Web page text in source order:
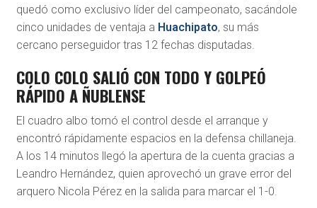
quedó como exclusivo líder del campeonato, sacándole
cinco unidades de ventaja a Huachipato, su más
cercano perseguidor tras 12 fechas disputadas.
COLO COLO SALIÓ CON TODO Y GOLPEÓ
RÁPIDO A ÑUBLENSE
El cuadro albo tomó el control desde el arranque y
encontró rápidamente espacios en la defensa chillaneja.
A los 14 minutos llegó la apertura de la cuenta gracias a
Leandro Hernández, quien aprovechó un grave error del
arquero Nicola Pérez en la salida para marcar el 1-0.